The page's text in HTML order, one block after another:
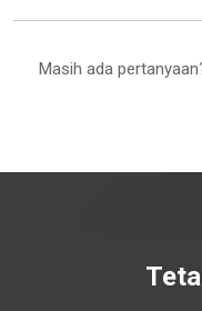
Masih ada